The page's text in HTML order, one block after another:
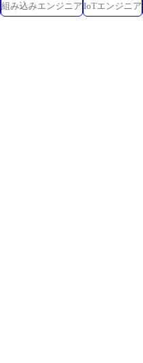
組み込みエンジニア IoTエンジニア